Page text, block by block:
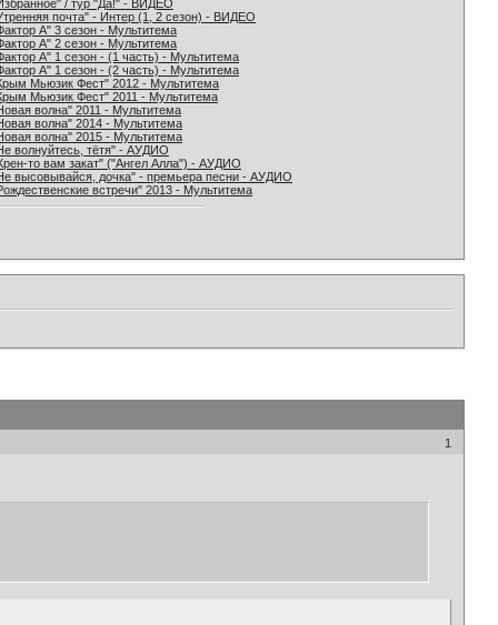
/ тур "Да!" - ВИДЕО
почта" - Интер (1, 2 сезон) - ВИДЕО
А" 3 сезон - Мультитема
А" 2 сезон - Мультитема
А" 1 сезон - (1 часть) - Мультитема
А" 1 сезон - (2 часть) - Мультитема
Мьюзик Фест" 2012 - Мультитема
Мьюзик Фест" 2011 - Мультитема
волна" 2011 - Мультитема
волна" 2014 - Мультитема
волна" 2015 - Мультитема
волнуйтесь, тётя" - АУДИО
то вам закат" ("Ангел Алла") - АУДИО
высовывайся, дочка" - премьера песни - АУДИО
встречи" 2013 - Мультитема
1